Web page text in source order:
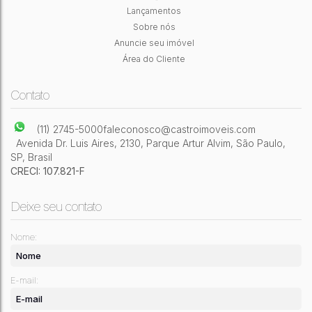
Banheiro(s) 1Sala(s)
Lançamentos
Sobre nós
Anuncie seu imóvel
Área do Cliente
Contato
(11) 2745-5000faleconosco@castroimoveis.com
Avenida Dr. Luis Aires, 2130, Parque Artur Alvim, São Paulo,
SP, Brasil
CRECI: 107.821-F
Deixe seu contato
Nome:
E-mail: